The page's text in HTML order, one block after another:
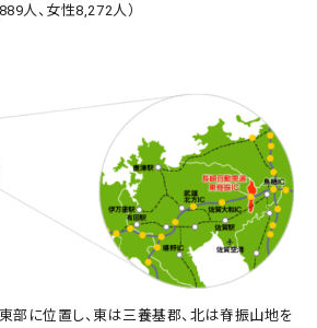
人、女性8,272人）
部に位置し、東は三養基郡、北は脊振山地を